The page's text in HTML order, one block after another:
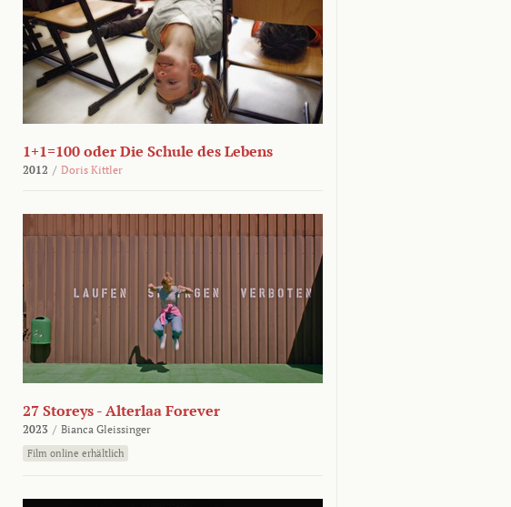
1+1=100 oder Die Schule des Lebens
2012 / Doris Kittler
27 Storeys - Alterlaa Forever
2023 / Bianca Gleissinger
Film online erhältlich